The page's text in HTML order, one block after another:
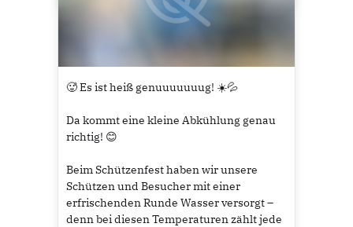
🥵 Es ist heiß genuuuuuuug! ☀️💦
Da kommt eine kleine Abkühlung genau
richtig! 😊
Beim Schützenfest haben wir unsere
Schützen und Besucher mit einer
erfrischenden Runde Wasser versorgt –
denn bei diesen Temperaturen zählt jede